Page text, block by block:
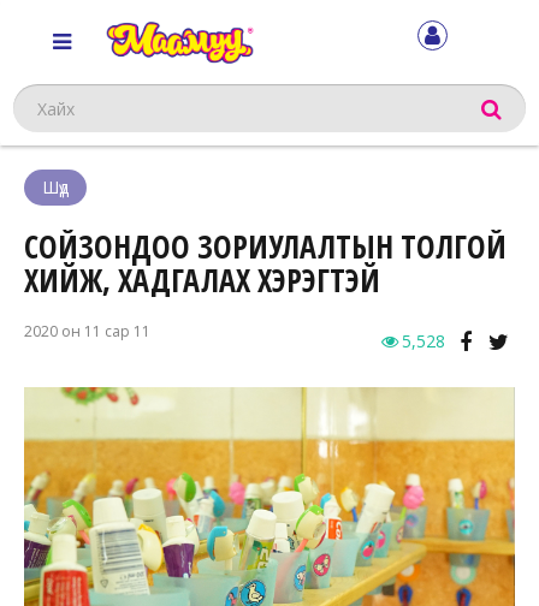
Хайх
Шүд
СОЙЗОНДОО ЗОРИУЛАЛТЫН ТОЛГОЙ
ХИЙЖ, ХАДГАЛАХ ХЭРЭГТЭЙ
2020 он 11 сар 11 5,528